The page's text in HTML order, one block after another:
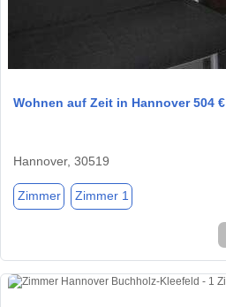
Wohnen auf Zeit in Hannover 504 €
Hannover, 30519
Zimmer Zimmer 1